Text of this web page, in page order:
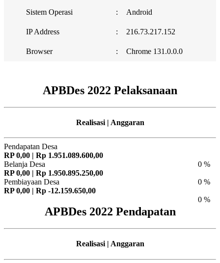
Sistem Operasi : Android
IP Address : 216.73.217.152
Browser : Chrome 131.0.0.0
APBDes 2022 Pelaksanaan
Realisasi | Anggaran
Pendapatan Desa
RP 0,00 | Rp 1.951.089.600,00
0 %
Belanja Desa
RP 0,00 | Rp 1.950.895.250,00
0 %
Pembiayaan Desa
RP 0,00 | Rp -12.159.650,00
0 %
APBDes 2022 Pendapatan
Realisasi | Anggaran